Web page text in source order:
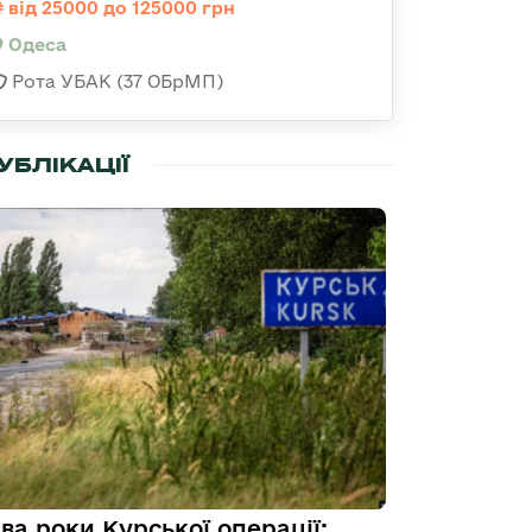
від 25000 до 125000 грн
Одеса
Рота УБАК (37 ОБрМП)